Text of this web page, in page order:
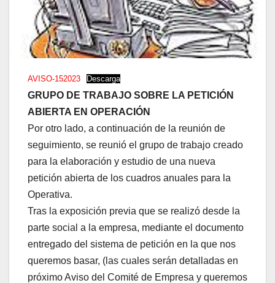
AVISO-152023 Descarga
GRUPO DE TRABAJO SOBRE LA PETICIÓN
ABIERTA EN OPERACIÓN
Por otro lado, a continuación de la reunión de
seguimiento, se reunió el grupo de trabajo creado
para la elaboración y estudio de una nueva
petición abierta de los cuadros anuales para la
Operativa.
Tras la exposición previa que se realizó desde la
parte social a la empresa, mediante el documento
entregado del sistema de petición en la que nos
queremos basar, (las cuales serán detalladas en
próximo Aviso del Comité de Empresa y queremos